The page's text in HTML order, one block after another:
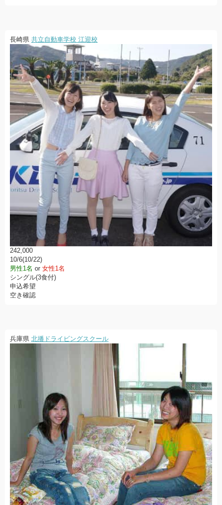
長崎県 共立自動車学校 江迎校
242,000
10/6(10/22)
男性1名 or 女性1名
シングル(3食付)
申込希望
空き確認
兵庫県 北播ドライビングスクール